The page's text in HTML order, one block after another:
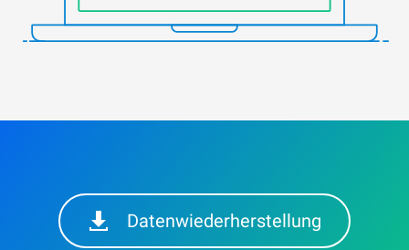
Datenwiederherstellung